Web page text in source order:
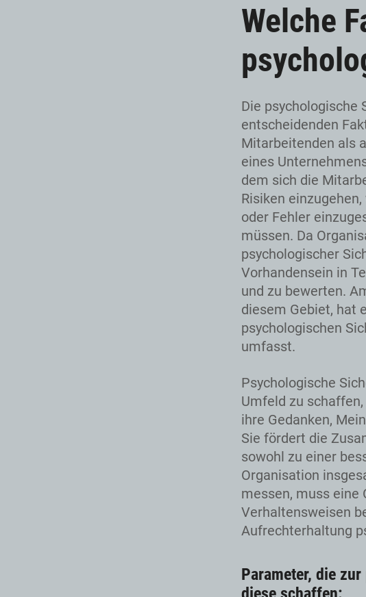
Welche
Die psychologische
entscheidenden
Mitarbeitenden als
eines
dem sich die
Risiken
oder Fehler
müssen. Da
psychologischer
Vorhandensein in
und zu bewerten.
diesem Gebiet, hat
psychologischen
umfasst.
Psychologische
Umfeld zu
ihre Gedanken,
Sie fördert die
sowohl zu einer
Organisation
messen, muss eine
Verhaltensweisen
Aufrechterhaltung
Parameter, die